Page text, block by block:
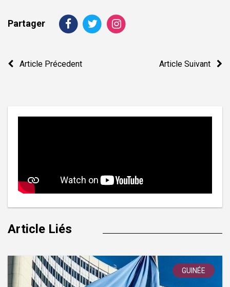
Partager
Navigation
Article Précedent Article Suivant
Article Liés
GUINÉE